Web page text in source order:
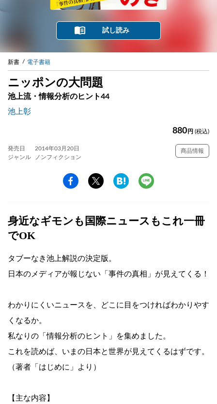
試し読み
新書 電子書籍
ニッポンの大問題
池上流・情報分析のヒント44
池上彰
880 円 (税込)
発売日
2014年03月20日
ジャンル
ノンフィクション
商品情報
身近なギモンも国際ニュースもこれ一冊
でOK
タブーなき池上解説の決定版。
日本のメディアが報じない「事件の真相」が見えてくる！
わかりにくいニュースを、どこに目をつければわかりやす
くなるか。
私なりの「情報分析のヒント」を集めました。
これを読めば、いまの日本と世界が見えてくるはずです。
（著者「はじめに」より）
【主な内容】